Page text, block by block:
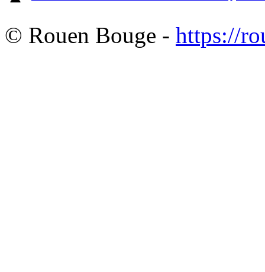
© Rouen Bouge - https://